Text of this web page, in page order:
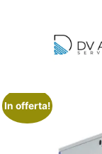
In offerta!